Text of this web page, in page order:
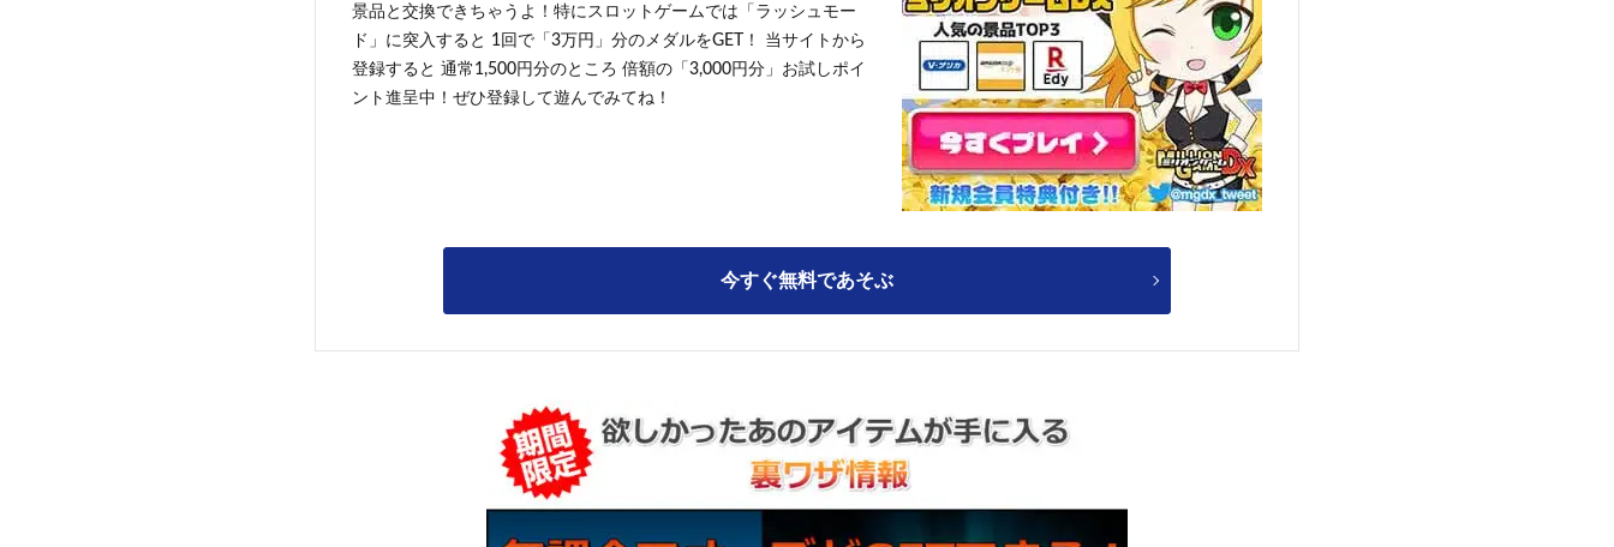
景品と交換できちゃうよ！特にスロットゲームでは「ラッシュモー
ド」に突入すると 1回で「3万円」分のメダルをGET！ 当サイトから
登録すると 通常1,500円分のところ 倍額の「3,000円分」お試しポイ
ント進呈中！ぜひ登録して遊んでみてね！
今すぐ無料であそぶ